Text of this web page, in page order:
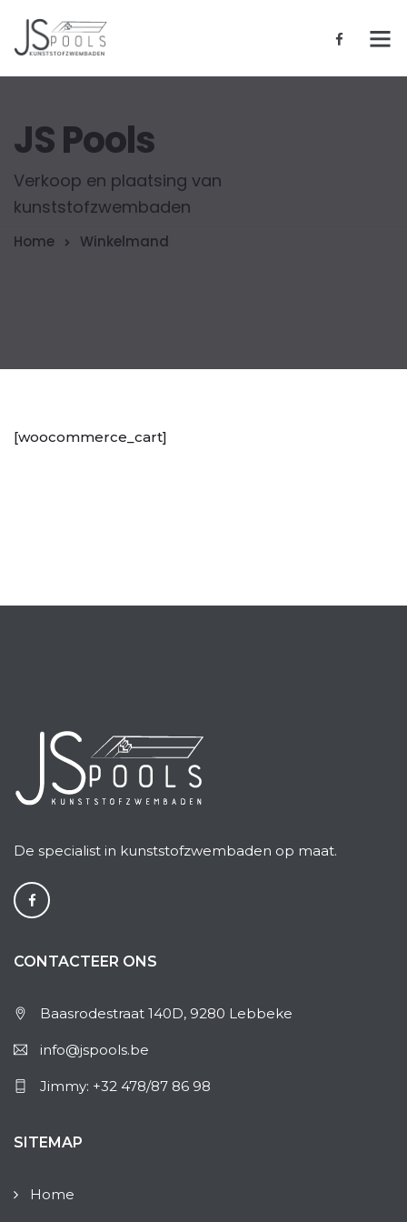
JS Pools
Verkoop en plaatsing van
kunststofzwembaden
Home Winkelmand
[woocommerce_cart]
De specialist in kunststofzwembaden op maat.
CONTACTEER ONS
Baasrodestraat 140D, 9280 Lebbeke
info@jspools.be
Jimmy: +32 478/87 86 98
SITEMAP
Home